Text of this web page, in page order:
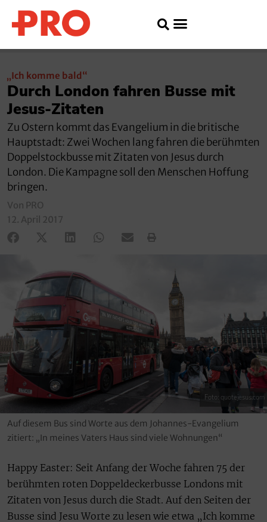
„Ich komme bald“
Durch London fahren Busse mit
Jesus-Zitaten
Zu Ostern kommt das Evangelium in die britische
Hauptstadt: Zwei Wochen lang fahren die berühmten
Doppelstockbusse mit Zitaten von Jesus durch
London. Die Kampagne soll den Menschen Hoffung
bringen.
Von PRO
12. April 2017
Foto: quotejesus.com
Auf diesem Bus sind Worte aus dem Johannes-Evangelium
zitiert: „In meines Vaters Haus sind viele Wohnungen“
Happy Easter: Seit Anfang der Woche fahren 75 der
berühmten roten Doppeldeckerbusse Londons mit
Zitaten von Jesus durch die Stadt. Auf den Seiten der
Busse sind Jesu Worte zu lesen wie etwa „Ich komme